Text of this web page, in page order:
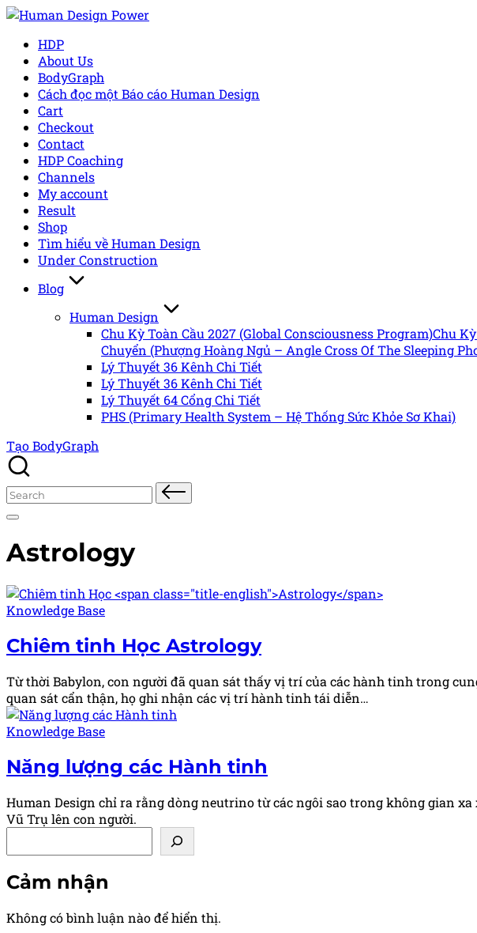
Skip
contentHDP
About Us
BodyGraph
Cách đọc một Báo cáo Human Design
Cart
Checkout
Contact
HDP Coaching
Channels
My account
Result
Shop
Tìm hiểu về Human Design
Under Construction
Blog
Human Design
Chu Kỳ Toàn Cầu 2027 (Global Consciousness Program)Chu
Chuyển (Phượng Hoàng Ngủ – Angle Cross Of The Sleeping
Lý Thuyết 36 Kênh Chi Tiết
Lý Thuyết 36 Kênh Chi Tiết
Lý Thuyết 64 Cổng Chi Tiết
PHS (Primary Health System – Hệ Thống Sức Khỏe Sơ Khai)
Tạo BodyGraph
Search
for:
Astrology
Posted
Knowledge Base
Chiêm tinh Học Astrology
Từ thời Babylon, con người đã quan sát thấy vị trí của các hành tinh trong
quan sát cẩn thận, họ ghi nhận các vị trí hành tinh tái diễn…
Posted
Knowledge Base
Năng lượng các Hành tinh
Human Design chỉ ra rằng dòng neutrino từ các ngôi sao trong không gian
Vũ Trụ lên con người.
Cảm nhận
Không có bình luận nào để hiển thị.